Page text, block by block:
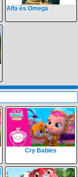
Alfa és Omega
Cry Babies